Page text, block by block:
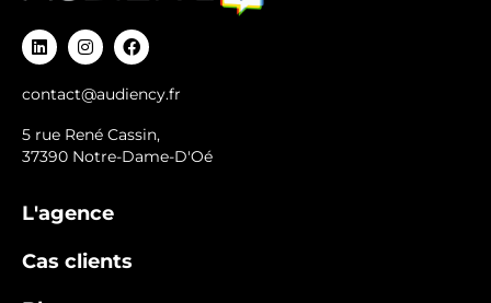
contact@audiency.fr
5 rue René Cassin,
37390 Notre-Dame-D'Oé
L'agence
Cas clients